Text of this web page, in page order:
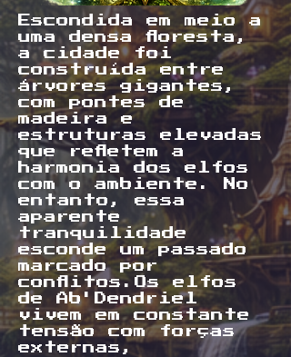
Escondida em meio a
uma densa floresta,
a cidade foi
construída entre
árvores gigantes,
com pontes de
madeira e
estruturas elevadas
que refletem a
harmonia dos elfos
com o ambiente. No
entanto, essa
aparente
tranquilidade
esconde um passado
marcado por
conflitos.Os elfos
de Ab'Dendriel
vivem em constante
tensão com forças
externas,